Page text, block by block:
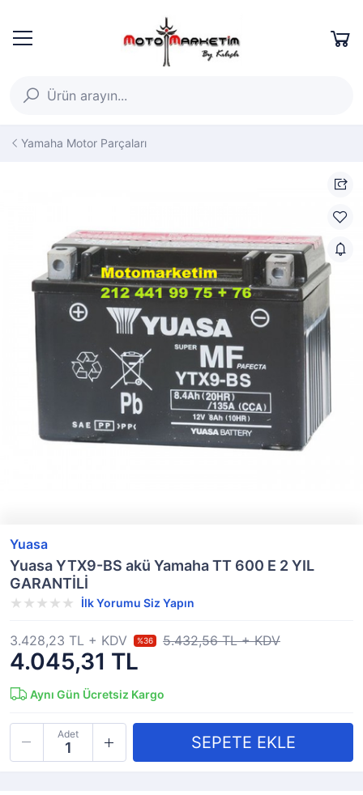
Yamaha Motor Parçaları
Yuasa
Yuasa YTX9-BS akü Yamaha TT 600 E 2 YIL
GARANTİLİ
İlk Yorumu Siz Yapın
4.045,31 TL
3.428,23 TL + KDV %36 5.432,56 TL + KDV
Aynı Gün Ücretsiz Kargo
Adet